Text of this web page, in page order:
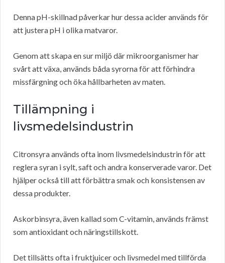
Denna pH-skillnad påverkar hur dessa acider används för
att justera pH i olika matvaror.
Genom att skapa en sur miljö där mikroorganismer har
svårt att växa, används båda syrorna för att förhindra
missfärgning och öka hållbarheten av maten.
Tillämpning i
livsmedelsindustrin
Citronsyra används ofta inom livsmedelsindustrin för att
reglera syran i sylt, saft och andra konserverade varor. Det
hjälper också till att förbättra smak och konsistensen av
dessa produkter.
Askorbinsyra, även kallad som C-vitamin, används främst
som antioxidant och näringstillskott.
Det tillsätts ofta i fruktjuicer och livsmedel med tillförda